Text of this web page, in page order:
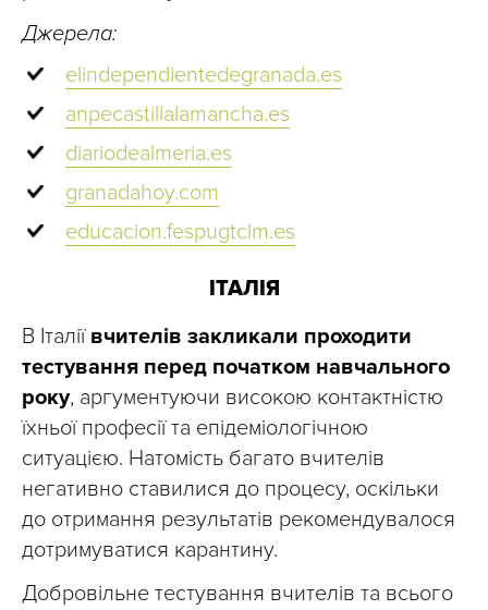
Джерела:
elindependientedegranada.es
anpecastillalamancha.es
diariodealmeria.es
granadahoy.com
educacion.fespugtclm.es
ІТАЛІЯ
В Італії вчителів закликали проходити
тестування перед початком навчального
року, аргументуючи високою контактністю
їхньої професії та епідеміологічною
ситуацією. Натомість багато вчителів
негативно ставилися до процесу, оскільки
до отримання результатів рекомендувалося
дотримуватися карантину.
Добровільне тестування вчителів та всього